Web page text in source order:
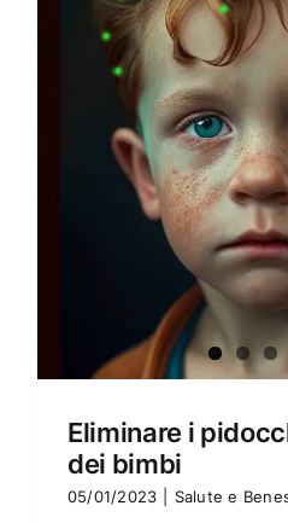
Amore e amare
Cucinare in modo sano
Verde e Sostenibilità
Ciao sono Virginia
Contattami
Eliminare i
dei bimbi
05/01/2023 Salute e